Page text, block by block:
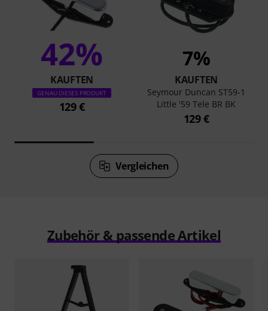
42%
KAUFTEN
GENAU DIESES PRODUKT
129 €
7%
KAUFTEN
Seymour Duncan ST59-1
Little '59 Tele BR BK
129 €
Vergleichen
Zubehör & passende Artikel